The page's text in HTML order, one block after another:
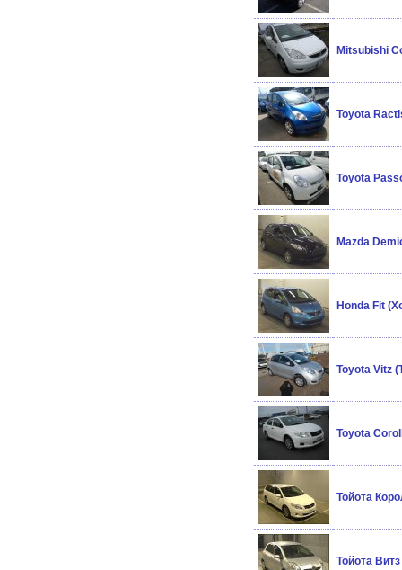
Mitsubishi
Toyota
Toyota
Mazda
Honda Fit
Toyota Vitz
Toyota
Тойота
Тойота Витз